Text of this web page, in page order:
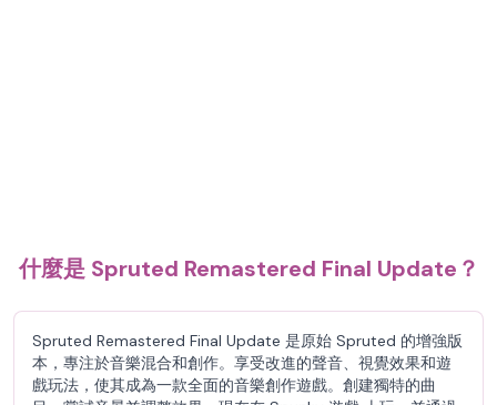
什麼是 Spruted Remastered Final Update？
Spruted Remastered Final Update 是原始 Spruted 的增強版
本，專注於音樂混合和創作。享受改進的聲音、視覺效果和遊
戲玩法，使其成為一款全面的音樂創作遊戲。創建獨特的曲